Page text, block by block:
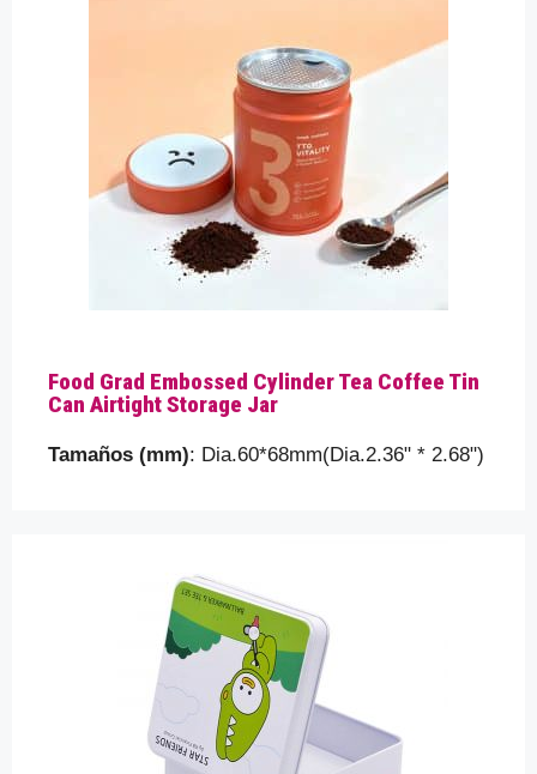
Food Grad Embossed Cylinder Tea Coffee Tin
Can Airtight Storage Jar
Tamaños (mm): Dia.60*68mm(Dia.2.36" * 2.68")